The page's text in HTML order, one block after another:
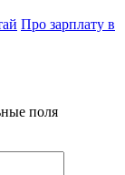
Про зарплату в
поля